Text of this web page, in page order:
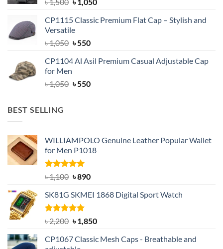
was:
৳ 1,500.
is:
CP1115 Classic Premium Flat Cap – Stylish and
Versatile
৳1,050 Original
was:
৳550Current
is:
CP1104 Al Asil Premium Casual Adjustable Cap
for Men
৳1,050 Original
৳550Current
BEST SELLING
WILLIAMPOLO Genuine Leather Popular Wallet
for Men P1018
Rated5.00
out of 5
৳1,100 Original
was:
৳ 1,100.
৳890Current
is:
SK81G SKMEI 1868 Digital Sport Watch
Rated5.00
out of 5
৳2,200 Original
was:
৳1,850Current
is:
CP1067 Classic Mesh Caps - Breathable and